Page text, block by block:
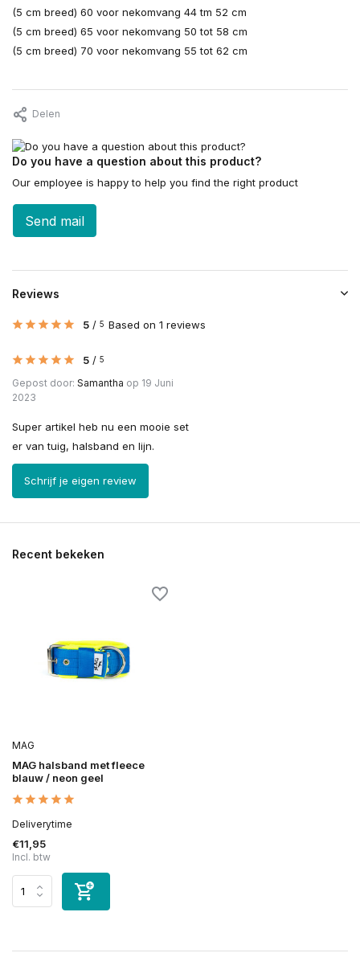
(5 cm breed) 60 voor nekomvang 44 tm 52 cm
(5 cm breed) 65 voor nekomvang 50 tot 58 cm
(5 cm breed) 70 voor nekomvang 55 tot 62 cm
Delen
Do you have a question about this product?
Our employee is happy to help you find the right product
Send mail
Reviews
5 / 5 Based on 1 reviews
5 / 5
Gepost door: Samantha op 19 Juni
2023
Super artikel heb nu een mooie set
er van tuig, halsband en lijn.
Schrijf je eigen review
Recent bekeken
MAG
MAG halsband met fleece
blauw / neon geel
Deliverytime
€11,95
Incl. btw